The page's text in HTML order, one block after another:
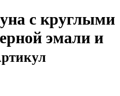
с круглыми
эмали и